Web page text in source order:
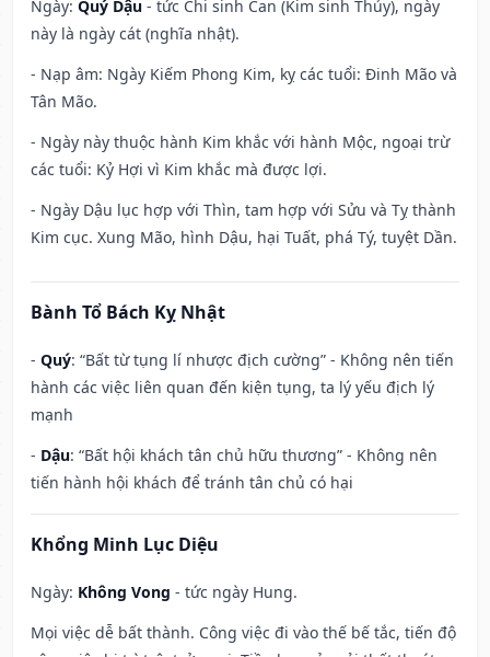
Ngày: Quý Dậu - tức Chi sinh Can (Kim sinh Thủy), ngày
này là ngày cát (nghĩa nhật).
- Nạp âm: Ngày Kiếm Phong Kim, kỵ các tuổi: Đinh Mão và
Tân Mão.
- Ngày này thuộc hành Kim khắc với hành Mộc, ngoại trừ
các tuổi: Kỷ Hợi vì Kim khắc mà được lợi.
- Ngày Dậu lục hợp với Thìn, tam hợp với Sửu và Tỵ thành
Kim cục. Xung Mão, hình Dậu, hại Tuất, phá Tý, tuyệt Dần.
Bành Tổ Bách Kỵ Nhật
- Quý: “Bất từ tụng lí nhược địch cường” - Không nên tiến
hành các việc liên quan đến kiện tụng, ta lý yếu địch lý
mạnh
- Dậu: “Bất hội khách tân chủ hữu thương” - Không nên
tiến hành hội khách để tránh tân chủ có hại
Khổng Minh Lục Diệu
Ngày: Không Vong - tức ngày Hung.
Mọi việc dễ bất thành. Công việc đi vào thế bế tắc, tiến độ